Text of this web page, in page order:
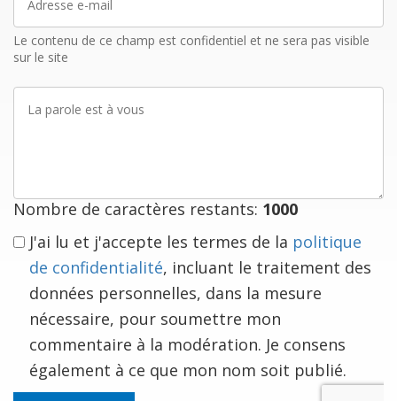
mail
Le contenu de ce champ est confidentiel et ne sera pas visible
sur le site
parole
Nombre de caractères restants: 1000
J'ai lu et j'accepte les termes de la politique
de confidentialité, incluant le traitement des
données personnelles, dans la mesure
nécessaire, pour soumettre mon
commentaire à la modération. Je consens
également à ce que mon nom soit publié.